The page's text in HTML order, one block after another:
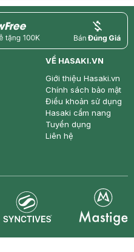
price
VỀ HASAKI.VN
Giới thiệu Hasaki.vn
Chính sách bảo mật
Điều khoản sử dụng
Hasaki cẩm nang
Tuyển dụng
Liên hệ